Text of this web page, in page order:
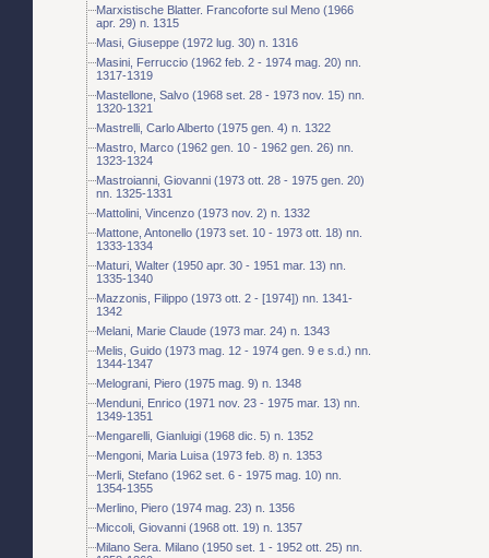
Marxistische Blatter. Francoforte sul Meno (1966
apr. 29) n. 1315
Masi, Giuseppe (1972 lug. 30) n. 1316
Masini, Ferruccio (1962 feb. 2 - 1974 mag. 20) nn.
1317-1319
Mastellone, Salvo (1968 set. 28 - 1973 nov. 15) nn.
1320-1321
Mastrelli, Carlo Alberto (1975 gen. 4) n. 1322
Mastro, Marco (1962 gen. 10 - 1962 gen. 26) nn.
1323-1324
Mastroianni, Giovanni (1973 ott. 28 - 1975 gen. 20)
nn. 1325-1331
Mattolini, Vincenzo (1973 nov. 2) n. 1332
Mattone, Antonello (1973 set. 10 - 1973 ott. 18) nn.
1333-1334
Maturi, Walter (1950 apr. 30 - 1951 mar. 13) nn.
1335-1340
Mazzonis, Filippo (1973 ott. 2 - [1974]) nn. 1341-
1342
Melani, Marie Claude (1973 mar. 24) n. 1343
Melis, Guido (1973 mag. 12 - 1974 gen. 9 e s.d.) nn.
1344-1347
Melograni, Piero (1975 mag. 9) n. 1348
Menduni, Enrico (1971 nov. 23 - 1975 mar. 13) nn.
1349-1351
Mengarelli, Gianluigi (1968 dic. 5) n. 1352
Mengoni, Maria Luisa (1973 feb. 8) n. 1353
Merli, Stefano (1962 set. 6 - 1975 mag. 10) nn.
1354-1355
Merlino, Piero (1974 mag. 23) n. 1356
Miccoli, Giovanni (1968 ott. 19) n. 1357
Milano Sera. Milano (1950 set. 1 - 1952 ott. 25) nn.